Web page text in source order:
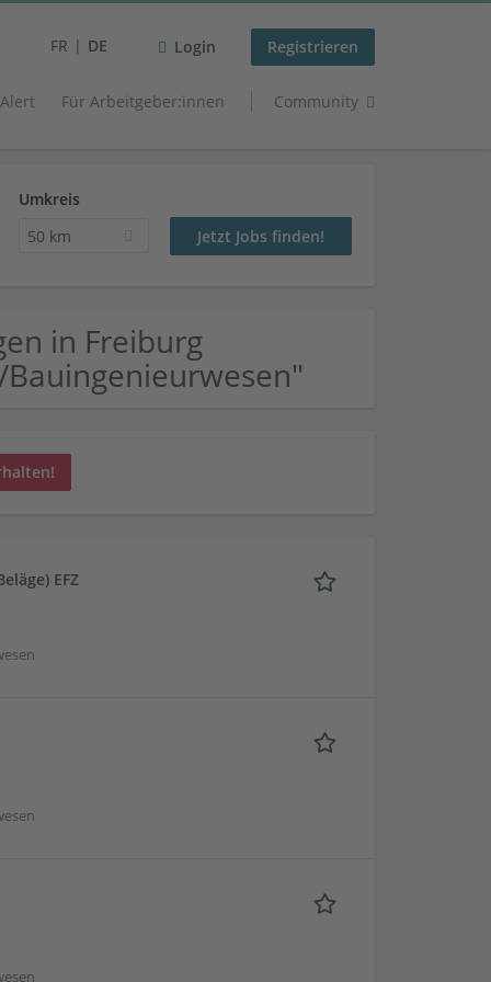
FR DE Login Registrieren
Für Arbeitgeber:innen Community
Umkreis
50 km
in Freiburg
EFZ